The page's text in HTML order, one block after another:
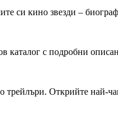
си кино звезди –
каталог с подробни
трейлъри. Открийте най-